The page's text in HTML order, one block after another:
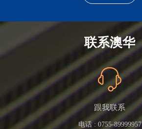
联系澳华
跟我联系
电话 : 0755-89999957